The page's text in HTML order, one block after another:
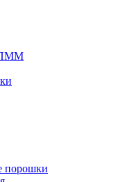
ПММ
порошки